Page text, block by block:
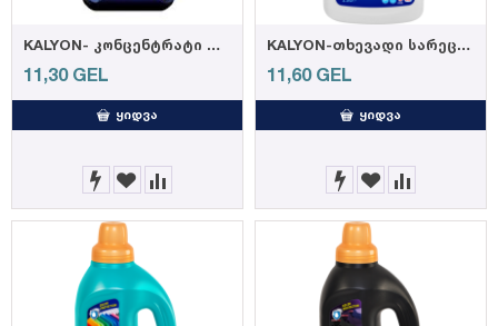
KALYON- კონცენტრატი დამარბილებელი LUXURY MIDNIGHT 1500მლ (9)
11,30 GEL
ᲧᲘᲓᲕᲐ
KALYON-თხევადი სარეცხი საშუალება თეთრებისთვის 1500მლ (9)
11,60 GEL
ᲧᲘᲓᲕᲐ